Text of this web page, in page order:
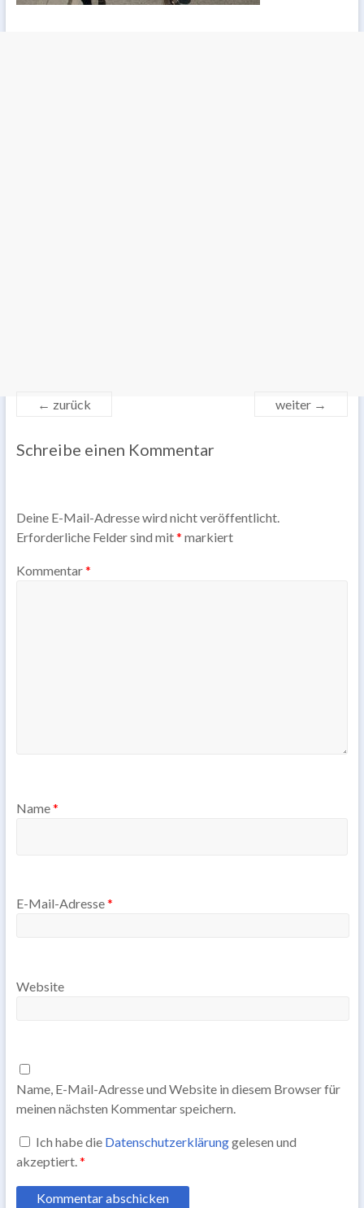
← zurück weiter →
Schreibe einen Kommentar
Deine E-Mail-Adresse wird nicht veröffentlicht.
Erforderliche Felder sind mit* markiert
Kommentar*
Name*
E-Mail-Adresse*
Website
Name, E-Mail-Adresse und Website in diesem Browser für
meinen nächsten Kommentar speichern.
Ich habe die Datenschutzerklärunggelesen und
akzeptiert.*